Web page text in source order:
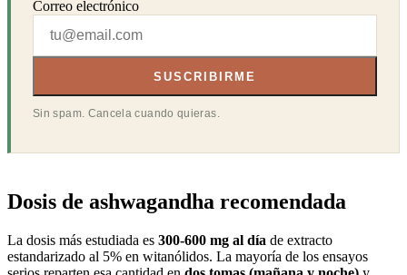
Correo electrónico
SUSCRIBIRME
Sin spam. Cancela cuando quieras.
Dosis de ashwagandha recomendada
La dosis más estudiada es 300-600 mg al día de extracto
estandarizado al 5% en witanólidos. La mayoría de los ensayos